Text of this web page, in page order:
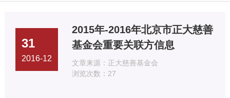
31
2016-12
2015年-2016年北京市正大慈善
基金会重要关联方信息
文章来源： 正大慈善基金会
浏览次数： 27